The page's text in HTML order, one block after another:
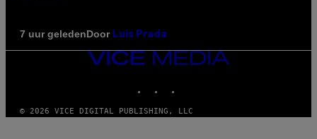
7 uur geledenDoor Luis Prada
VICE
MEDIA
© 2026 VICE DIGITAL PUBLISHING, LLC